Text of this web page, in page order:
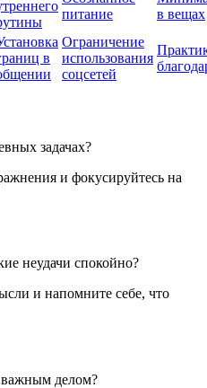
питание
в вещах
в
Ограничение
использования
соцсетей
задачах?
и фокусируйтесь на
неудачи спокойно?
и напомните себе, что
важным делом?